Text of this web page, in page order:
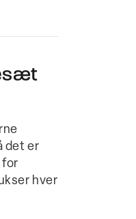
det er
for
hver